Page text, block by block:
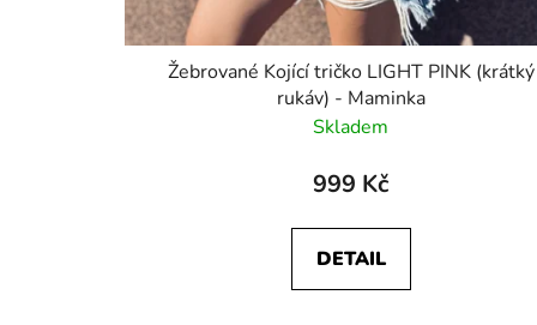
Žebrované Kojící tričko LIGHT PINK (krátký
rukáv) - Maminka
Skladem
999 Kč
DETAIL